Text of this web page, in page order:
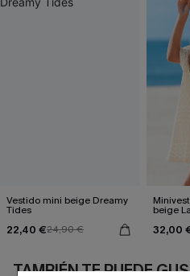
Vestido mini beige Dreamy
Tides
22,40 €24,90 €
beige
32,00
TAMBIÉN TE PUEDE